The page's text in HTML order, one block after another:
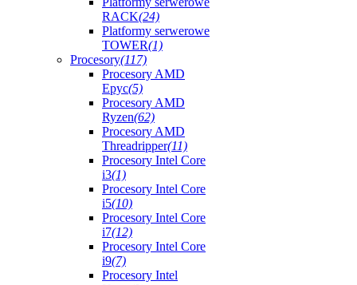
RACK(24)
Platformy serwerowe
TOWER(1)
Procesory(117)
Procesory AMD
Epyc(5)
Procesory AMD
Ryzen(62)
Procesory AMD
Threadripper(11)
Procesory Intel Core
i3(1)
Procesory Intel Core
i5(10)
Procesory Intel Core
i7(12)
Procesory Intel Core
i9(7)
Procesory Intel